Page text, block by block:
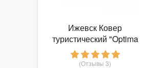
Ижевск Ковер
туристический "Optima
Light S10", 1800х600х10
мм (серый/зеленый)
(Отзывы 3)